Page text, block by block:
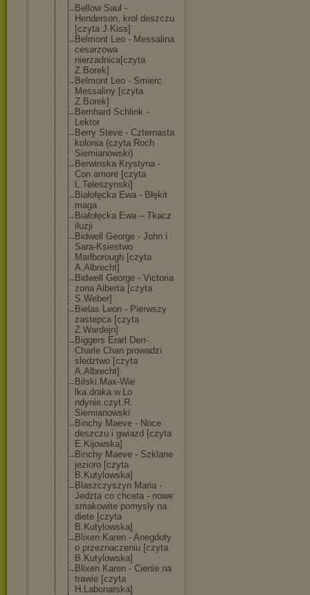
Bellow Saul -
Henderson, krol deszczu
[czyta J.Kiss]
Belmont Leo - Messalina
cesarzowa
nierzadnica[czyta
Z.Borek]
Belmont Leo - Smierc
Messaliny [czyta
Z.Borek]
Bernhard Schlink -
Lektor
Berry Steve - Czternasta
kolonia (czyta Roch
Siemianowski)
Berwinska Krystyna -
Con amore [czyta
L.Teleszynski]
Białołęcka Ewa - Błękit
maga
Białołęcka Ewa – Tkacz
iluzji
Bidwell George - John i
Sara-Ksiestwo
Marlborough [czyta
A.Albrecht]
Bidwell George - Victoria
zona Alberta [czyta
S.Weber]
Bielas Leon - Pierwszy
zastepca [czyta
Z.Wardejn]
Biggers Erarl Derr-
Charle Chan prowadzi
sledztwo [czyta
A.Albrecht]
Bilski.Max-Wie
lka.draka.w.Lo
ndynie.czyt.R.
Siemianowski
Binchy Maeve - Noce
deszczu i gwiazd [czyta
E.Kijowska]
Binchy Maeve - Szklane
jezioro [czyta
B.Kutylowska]
Blaszczyszyn Maria -
Jedzta co chceta - nowe
smakowite pomysly na
diete [czyta
B.Kutylowska]
Blixen Karen - Anegdoty
o przeznaczeniu [czyta
B.Kutylowska]
Blixen Karen - Cienie na
trawie [czyta
H.Labonarska]